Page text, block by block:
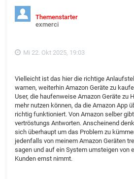
Themenstarter
exmerci
Mi 22. Okt 2025, 19:03
Vielleicht ist das hier die richtige
warnen, weiterhin Amazon Geräte zu
User, die haufenweise Amazon Geräte zu
mehr nutzen können, da die Amazon App
richtig funktioniert. Von Amazon selber
vertröstungs Antworten. Anscheinend
sich überhaupt um das Problem zu
jedenfalls von meinem Amazon Geräten
sagen und auf ein System umsteigen von
Kunden ernst nimmt.